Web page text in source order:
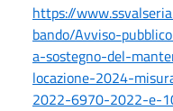
https://
bando/Avviso-
a-sostegno-del-
locazione-2024-
2022-6970-2022-e-